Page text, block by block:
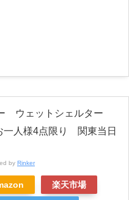
ウェットシェルター
人様4点限り 関東当日
by Rinker
楽天市場